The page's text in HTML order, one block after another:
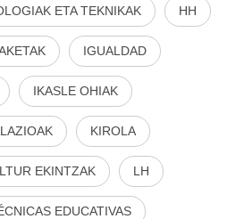
ETA TEKNIKAK HH
IGUALDAD
IKASLE OHIAK
KIROLA
EKINTZAK LH
EDUCATIVAS